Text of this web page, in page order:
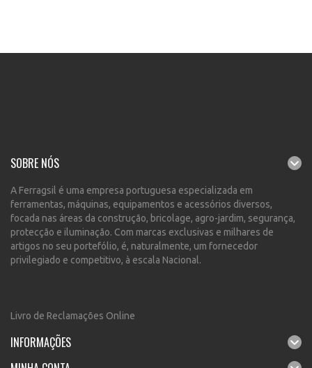
SOBRE NÓS
A Ferragsil é uma empresa portuguesa especializada em
ferramentas, máquinas, equipamentos e acessórios diversos,
focada nas áreas da construção, bricolage, agro-jardim, segurança,
protecção e iluminação. Com marcas exclusivas e milhares de
artigos no seu portefólio, é, naturalmente, um fornecedor
privilegiado e competitivo, à escala Nacional.
Livro de Reclamações Online
INFORMAÇÕES